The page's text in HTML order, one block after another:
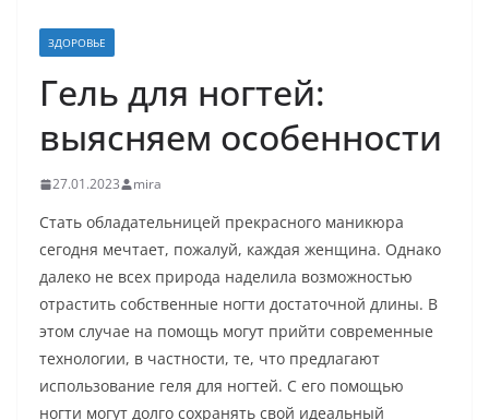
ЗДОРОВЬЕ
Гель для ногтей:
выясняем особенности
27.01.2023 mira
Стать обладательницей прекрасного маникюра
сегодня мечтает, пожалуй, каждая женщина. Однако
далеко не всех природа наделила возможностью
отрастить собственные ногти достаточной длины. В
этом случае на помощь могут прийти современные
технологии, в частности, те, что предлагают
использование геля для ногтей. С его помощью
ногти могут долго сохранять свой идеальный